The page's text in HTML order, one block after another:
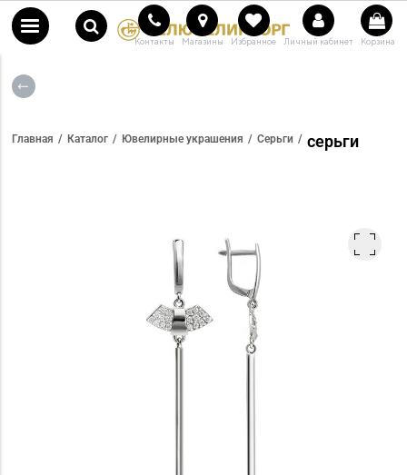
Контакты Магазины Избранное Личный кабинет Корзина
Главная Каталог Ювелирные украшения Серьги серьги